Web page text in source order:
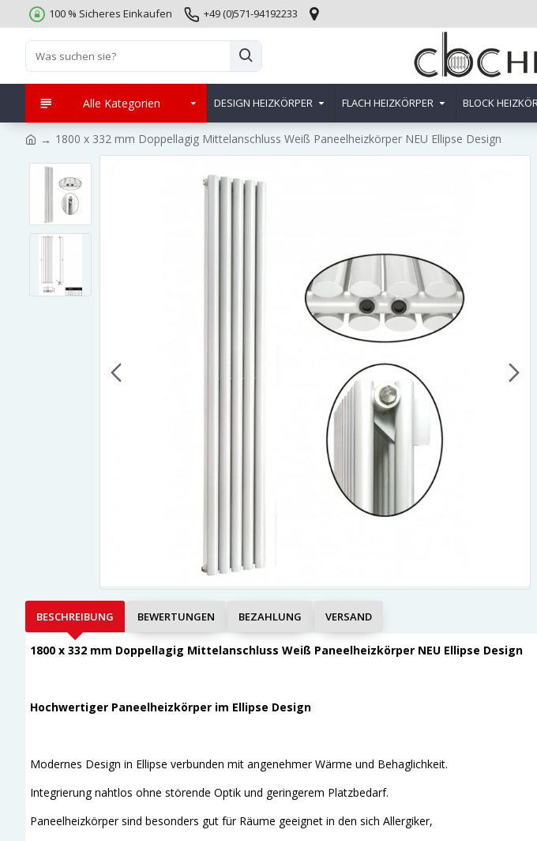
100 % Sicheres Einkaufen +49 (0)571-94192233
Alle Kategorien DESIGN HEIZKÖRPER FLACH HEIZKÖRPER BLOCK
1800 x 332 mm Doppellagig Mittelanschluss Weiß Paneelheizkörper NEU Ellipse Design
BESCHREIBUNG BEWERTUNGEN BEZAHLUNG VERSAND
1800 x 332 mm Doppellagig Mittelanschluss Weiß Paneelheizkörper NEU Ellipse Design
Hochwertiger Paneelheizkörper im Ellipse Design
Modernes Design in Ellipse verbunden mit angenehmer Wärme und Behaglichkeit.
Integrierung nahtlos ohne störende Optik und geringerem Platzbedarf.
Paneelheizkörper sind besonders gut für Räume geeignet in den sich Allergiker,